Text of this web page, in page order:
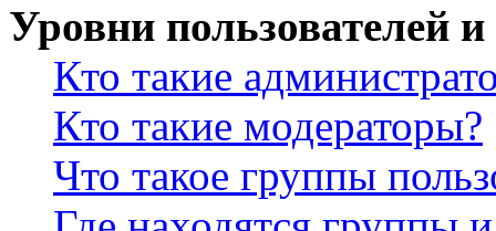
Уровни пользователей
Кто такие
Кто такие модераторы?
Что такое группы